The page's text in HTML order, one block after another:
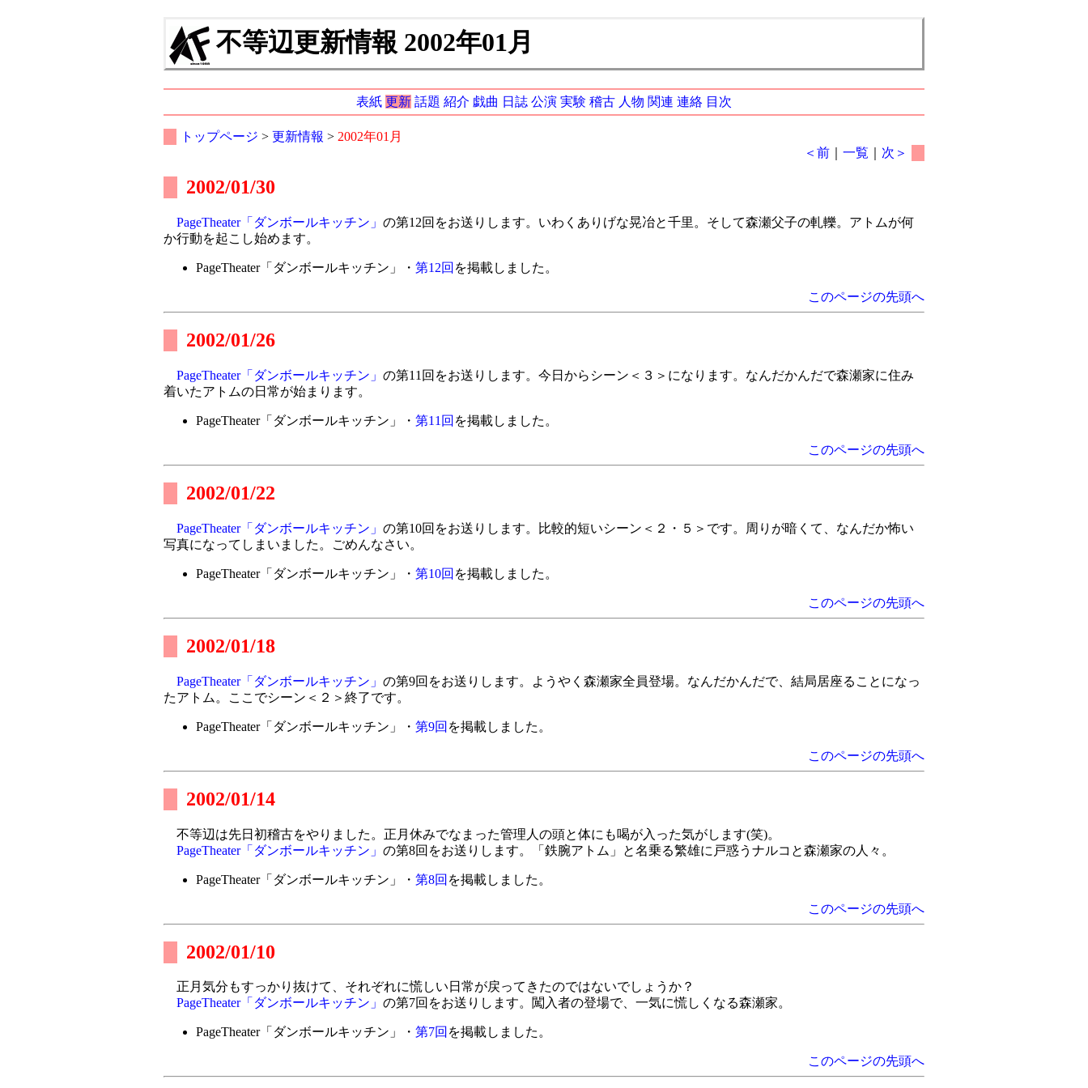
不等辺更新情報 2002年01月
表紙 更新 話題 紹介 戯曲 日誌 公演 実験 稽古 人物 関連 連絡 目次
トップページ > 更新情報 > 2002年01月
＜前 ｜一覧 次＞
2002/01/30
PageTheater「ダンボールキッチン」 の第12回をお送りします。いわくありげな晃冶と千里。そして森瀬父子の軋轢。アトムが何
か行動を起こし始めます。
PageTheater「ダンボールキッチン」・ 第12回 を掲載しました。
このページの先頭へ
2002/01/26
PageTheater「ダンボールキッチン」 の第11回をお送りします。今日からシーン＜３＞になります。なんだかんだで森瀬家に住み
着いたアトムの日常が始まります。
PageTheater「ダンボールキッチン」・ 第11回 を掲載しました。
このページの先頭へ
2002/01/22
PageTheater「ダンボールキッチン」 の第10回をお送りします。比較的短いシーン＜２・５＞です。周りが暗くて、なんだか怖い
写真になってしまいました。ごめんなさい。
PageTheater「ダンボールキッチン」・ 第10回 を掲載しました。
このページの先頭へ
2002/01/18
PageTheater「ダンボールキッチン」 の第9回をお送りします。ようやく森瀬家全員登場。なんだかんだで、結局居座ることになっ
たアトム。ここでシーン＜２＞終了です。
PageTheater「ダンボールキッチン」・ 第9回 を掲載しました。
このページの先頭へ
2002/01/14
不等辺は先日初稽古をやりました。正月休みでなまった管理人の頭と体にも喝が入った気がします(笑)。
PageTheater「ダンボールキッチン」 の第8回をお送りします。「鉄腕アトム」と名乗る繁雄に戸惑うナルコと森瀬家の人々。
PageTheater「ダンボールキッチン」・ 第8回 を掲載しました。
このページの先頭へ
2002/01/10
正月気分もすっかり抜けて、それぞれに慌しい日常が戻ってきたのではないでしょうか？
PageTheater「ダンボールキッチン」 の第7回をお送りします。闖入者の登場で、一気に慌しくなる森瀬家。
PageTheater「ダンボールキッチン」・ 第7回 を掲載しました。
このページの先頭へ